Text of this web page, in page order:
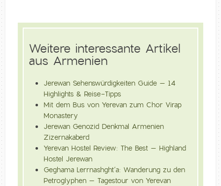
Weitere interessante Artikel
aus Armenien
Jerewan Sehenswürdigkeiten Guide – 14
Highlights & Reise-Tipps
Mit dem Bus von Yerevan zum Chor Virap
Monastery
Jerewan Genozid Denkmal Armenien
Zizernakaberd
Yerevan Hostel Review: The Best – Highland
Hostel Jerewan
Geghama Lerrnashght’a: Wanderung zu den
Petroglyphen – Tagestour von Yerevan